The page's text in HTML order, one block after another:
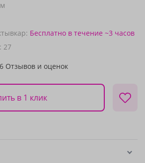
Бесплатно в течение ~3 часов
27
Отзывов и оценок
в 1 клик